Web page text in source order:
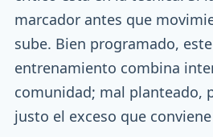
marcador antes que
sube. Bien programado,
entrenamiento combina
comunidad; mal planteado,
justo el exceso que